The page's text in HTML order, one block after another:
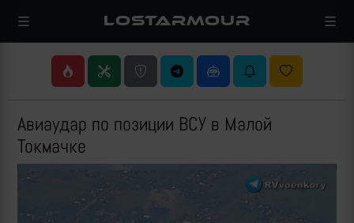
LOSTARMOUR
Авиаудар по позиции ВСУ в Малой
Токмачке